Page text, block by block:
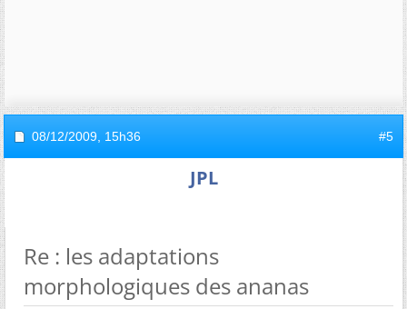
08/12/2009, 15h36 #5
JPL
Re : les adaptations
morphologiques des ananas